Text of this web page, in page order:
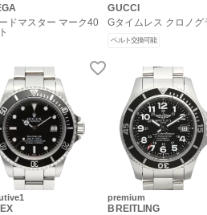
ドマスター マーク40
GUCCI
Gタイムレス クロノグ
ベルト交換可能
premium
BREITLING